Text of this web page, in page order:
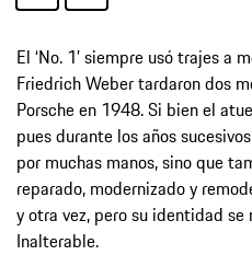
El ‘No. 1’ siempre usó trajes a
Friedrich Weber tardaron dos
Porsche en 1948. Si bien el
pues durante los años
por muchas manos, sino que
reparado, modernizado y
y otra vez, pero su identidad
Inalterable.